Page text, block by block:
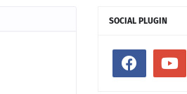
SOCIAL PLUGIN